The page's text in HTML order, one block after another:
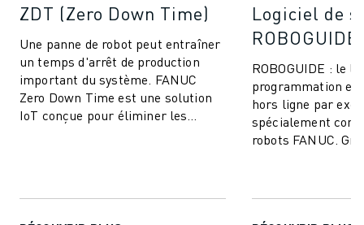
ZDT (Zero Down Time)
Une panne de robot peut entraîner
un temps d'arrêt de production
important du système. FANUC
Zero Down Time est une solution
IoT conçue pour éliminer les
Logiciel de
ROBOGUIDE
ROBOGUIDE : le
programmation et
hors ligne par
spécialement
robots FANUC.